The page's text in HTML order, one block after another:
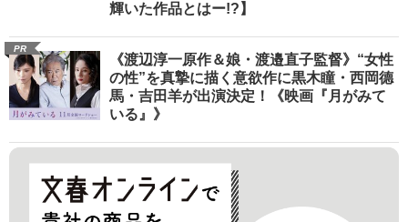
輝いた作品とはー!?】
PR
《渡辺淳一原作＆娘・渡邉直子監督》“女性
の性”を真摯に描く意欲作に黒木瞳・西岡德
馬・吉田羊が出演決定！《映画『月がみて
いる』》